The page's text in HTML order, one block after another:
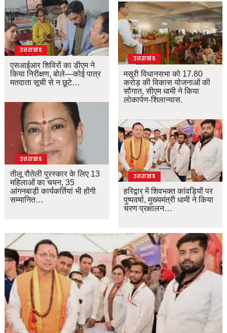
उत्तराखंड
एसआईआर शिविरों का डीएम ने
किया निरीक्षण, बोले—कोई पात्र
मतदाता सूची से न छूटे…
उत्तराखंड
तीलू रौतेली पुरस्कार के लिए 13
महिलाओं का चयन, 35
आंगनबाड़ी कार्यकर्तियां भी होंगी
सम्मानित…
उत्तराखंड
मसूरी विधानसभा को 17.80
करोड़ की विकास योजनाओं की
सौगात, सीएम धामी ने किया
लोकार्पण-शिलान्यास.
उत्तराखंड
हरिद्वार में शिवभक्त कांवड़ियों पर
पुष्पवर्षा, मुख्यमंत्री धामी ने किया
चरण प्रक्षालन…